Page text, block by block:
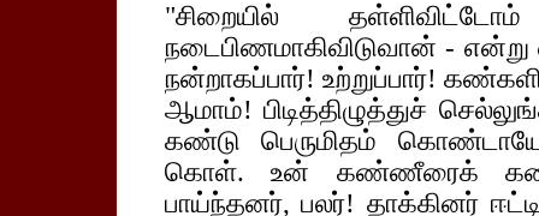
"சிறையில்
நடைபிணமாகிவிடுவான் -
நன்றாகப்பார்! உற்றுப்பார்!
ஆமாம்! பிடித்திழுத்துச்
கண்டு பெருமிதம்
கொள். உன் கண்ணீரைக்
பாய்ந்தனர், பலர்! தாக்கினர்